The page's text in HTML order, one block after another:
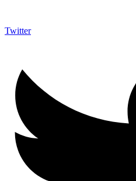
Twitter